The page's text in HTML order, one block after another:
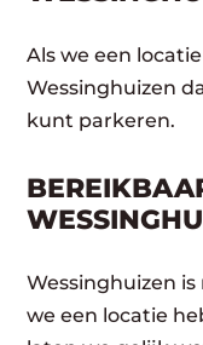
Als we een
Wessinghuizen
kunt parkeren.
Wessinghuizen
we een locatie